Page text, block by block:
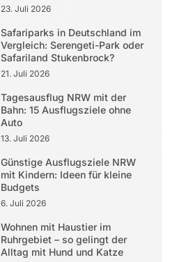
23. Juli 2026
Safariparks in Deutschland im
Vergleich: Serengeti-Park oder
Safariland Stukenbrock?
21. Juli 2026
Tagesausflug NRW mit der
Bahn: 15 Ausflugsziele ohne
Auto
13. Juli 2026
Günstige Ausflugsziele NRW
mit Kindern: Ideen für kleine
Budgets
6. Juli 2026
Wohnen mit Haustier im
Ruhrgebiet – so gelingt der
Alltag mit Hund und Katze